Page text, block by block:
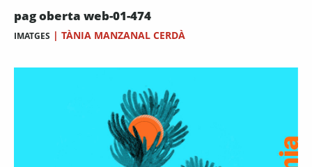
pag oberta web-01-474
IMATGES | TÀNIA MANZANAL CERDÀ